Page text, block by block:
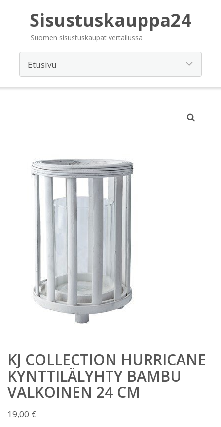
Sisustuskauppa24
Suomen sisustuskaupat vertailussa
KJ COLLECTION HURRICANE
KYNTTILÄLYHTY BAMBU
VALKOINEN 24 CM
19,00 €